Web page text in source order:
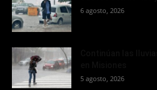
6 agosto, 2026
5 agosto, 2026